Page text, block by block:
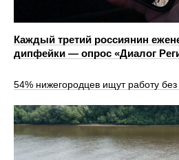
Каждый третий россиянин
дипфейки — опрос «Диалог
54% нижегородцев ищут работу